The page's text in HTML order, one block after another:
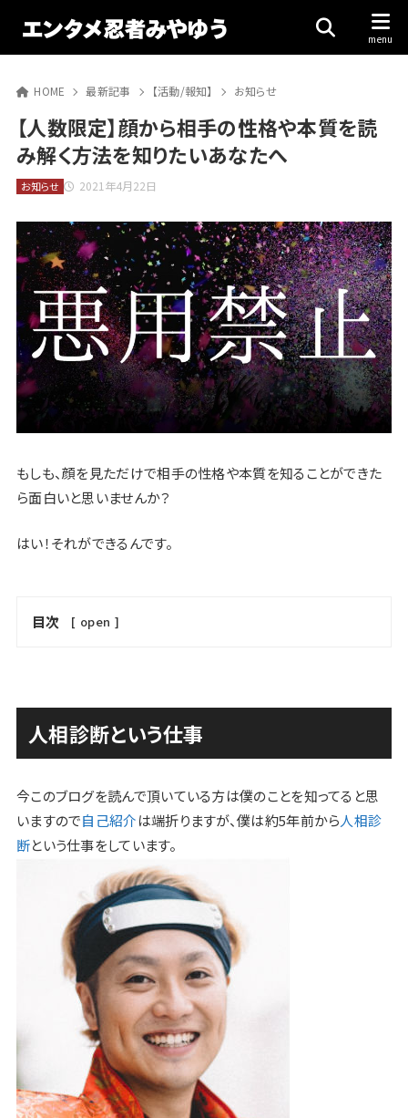
HOME 最新記事 【活動/報知】 お知らせ
【人数限定】顔から相手の性格や本質を読
み解く方法を知りたいあなたへ
2021年4月22日
お知らせ
もしも、顔を見ただけで相手の性格や本質を知ることができた
ら面白いと思いませんか？
はい！それができるんです。
目次 [ open ]
人相診断という仕事
今このブログを読んで頂いている方は僕のことを知ってると思
いますので自己紹介は端折りますが、僕は約5年前から人相診
断という仕事をしています。